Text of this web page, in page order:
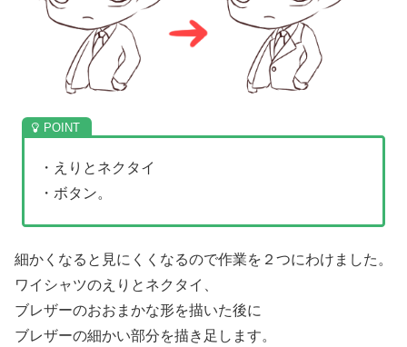
・えりとネクタイ
・ボタン。
細かくなると見にくくなるので作業を２つにわけました。
ワイシャツのえりとネクタイ、
ブレザーのおおまかな形を描いた後に
ブレザーの細かい部分を描き足します。